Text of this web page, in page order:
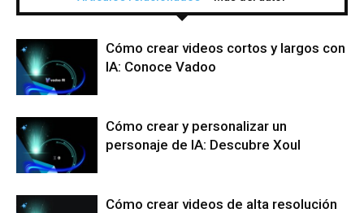
Cómo crear videos cortos y largos con
IA: Conoce Vadoo
Cómo crear y personalizar un
personaje de IA: Descubre Xoul
Cómo crear videos de alta resolución